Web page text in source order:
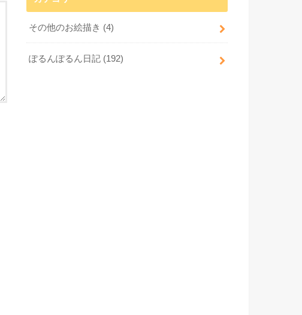
その他のお絵描き (4)
ぽるんぽるん日記 (192)